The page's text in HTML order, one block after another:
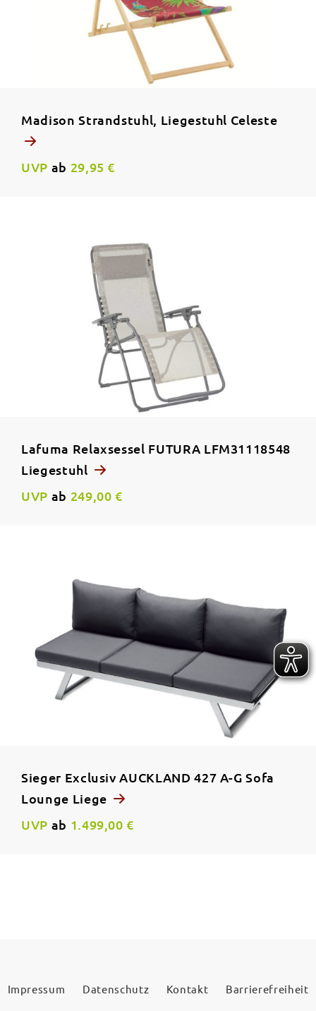
Madison Strandstuhl, Liegestuhl Celeste
UVP ab 29,95 €
Lafuma Relaxsessel FUTURA LFM31118548
Liegestuhl
UVP ab 249,00 €
Sieger Exclusiv AUCKLAND 427 A-G Sofa
Lounge Liege
UVP ab 1.499,00 €
Impressum Datenschutz Kontakt Barrierefreiheit